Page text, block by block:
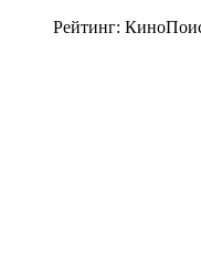
Рейтинг: